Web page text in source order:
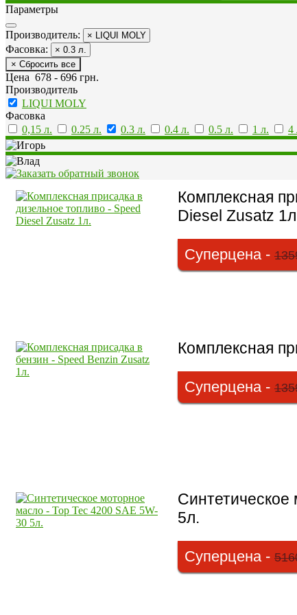
Параметры
Производитель: × LIQUI MOLY
Фасовка:
× 0.3 л.
× Сбросить все
Цена 678 - 696 грн.
Производитель
LIQUI MOLY
Фасовка
0,15 л.
0.25 л. 0.3 л. 0.4 л. 0.5 л. 1 л. 4
Комплексная
Diesel Zusatz
Суперцена -
Комплексная
Суперцена -
Синтетическое
5л.
Суперцена -